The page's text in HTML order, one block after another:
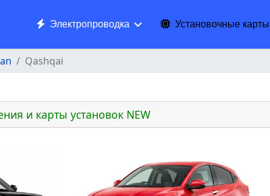
Электропроводка Установочные карты
Qashqai
и карты установок NEW